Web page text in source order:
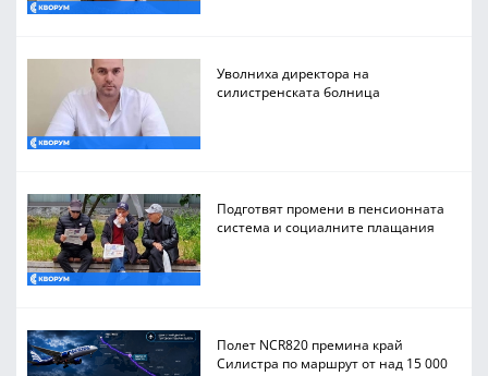
Уволниха директора на
силистренската болница
Подготвят промени в пенсионната
система и социалните плащания
Полет NCR820 премина край
Силистра по маршрут от над 15 000